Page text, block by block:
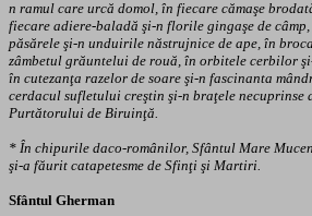
n ramul care urcă domol, în fiecare cămaşe
fiecare adiere-baladă şi-n florile gingaşe de
păsărele şi-n unduirile năstrujnice de ape, în
zâmbetul grăuntelui de rouă, în orbitele cerbilor
în cutezanţa razelor de soare şi-n fascinanta
cerdacul sufletului creştin şi-n braţele necuprinse
Purtătorului de Biruinţă.
* În chipurile daco-românilor, Sfântul Mare
şi-a făurit catapetesme de Sfinţi şi Martiri.
Sfântul Gherman